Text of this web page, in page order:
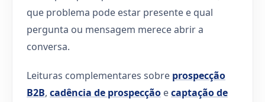
que problema pode estar presente e qual
pergunta ou mensagem merece abrir a
conversa.
Leituras complementares sobre prospecção
B2B, cadência de prospecção ecaptação de